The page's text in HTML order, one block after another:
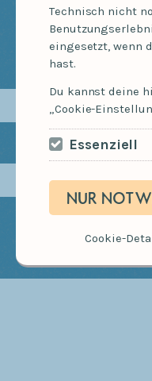
Telefon
Technisch nicht
eingesetzt, wenn
hast.
Du kannst deine
„Cookie-
Essenziell
NUR
Cookie-